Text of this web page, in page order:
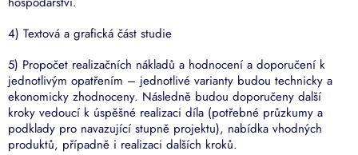
4) Textová a grafická část studie
5) Propočet realizačních nákladů a hodnocení a doporučení k
jednotlivým opatřením – jednotlivé varianty budou technicky a
ekonomicky zhodnoceny. Následně budou doporučeny další
kroky vedoucí k úspěšné realizaci díla (potřebné průzkumy a
podklady pro navazující stupně projektu), nabídka vhodných
produktů, případně i realizaci dalších kroků.